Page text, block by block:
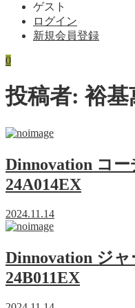
ゲスト
ログイン
新規会員登録
0
投稿者:裕基
Dinnovation コ
24A014EX
2024.11.14
Dinnovation ジ
24B011EX